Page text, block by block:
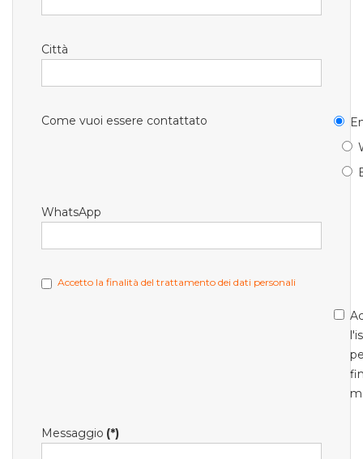
Città
Come vuoi essere contattato
WhatsApp
Accetto la finalità del trattamento dei dati personali
Messaggio (*)